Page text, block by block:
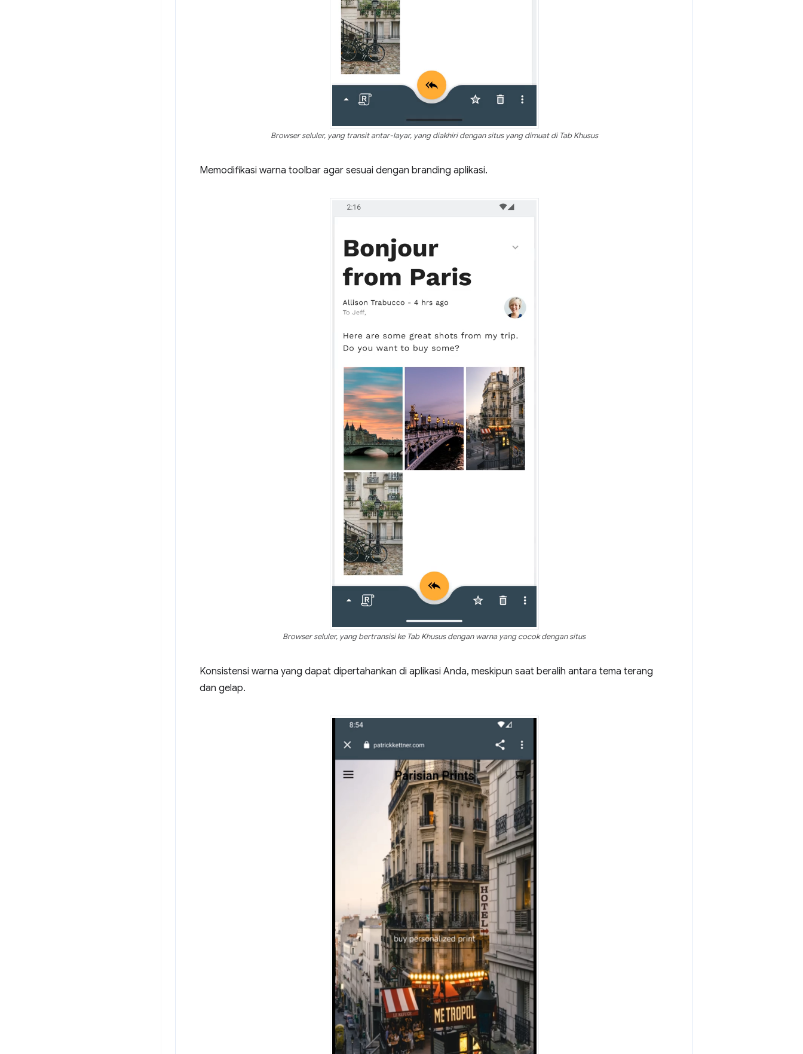
Browser seluler, yang transit antar-layar, yang diakhiri dengan situs yang dimuat di Tab Khusus
Memodifikasi warna toolbar agar sesuai dengan branding aplikasi.
Browser seluler, yang bertransisi ke Tab Khusus dengan warna yang cocok dengan situs
Konsistensi warna yang dapat dipertahankan di aplikasi Anda, meskipun saat beralih antara tema terang
dan gelap.